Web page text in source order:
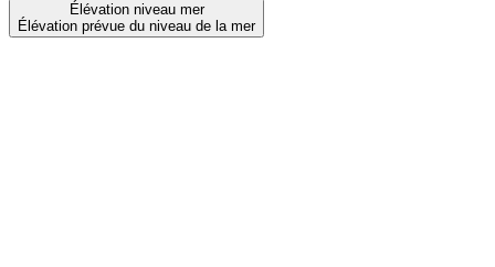
Élévation niveau mer
Élévation prévue du niveau de la mer